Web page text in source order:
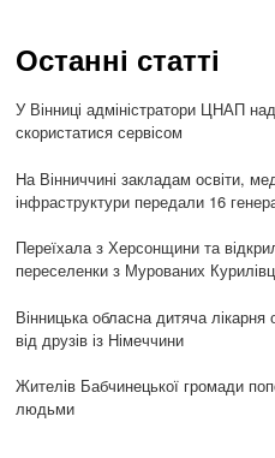
Останні статті
У Вінниці адміністратори ЦНАП
скористатися сервісом
На Вінниччині закладам освіти,
інфраструктури передали 16
Переїхала з Херсонщини та
переселенки з Мурованих
Вінницька обласна дитяча
від друзів із Німеччини
Жителів Бабчинецької громади
людьми